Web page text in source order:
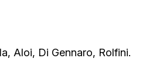
Aloi, Di Gennaro, Rolfini.